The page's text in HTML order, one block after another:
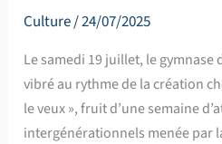
Culture/24/07/2025
Le samedi 19 juillet, le gymnase
vibré au rythme de la création
le veux », fruit d’une semaine
intergénérationnels menée par